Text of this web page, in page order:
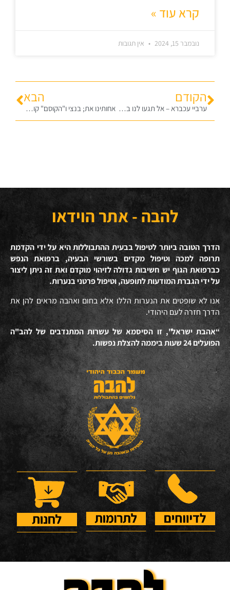
קרא עוד »
נובמבר 15, 2024 אין תגובות
הקודם
ערביי עכברא – אל תגעו לנו בבנות!
הבא
אחותינו את; בנצי ו"הקוסם" קורעים בנות סמינר מידי ערבים
להבה - אתר הוידאו
הדרך הטובה ביותר לטיפול בבעית ההתבוללות היא על ידי הקדמת
תרופה למכה וטיפול מקדים בשורשי הבעיה, ברפואת הנפש
כברפואת הגוף יש חשיבות גדולה לזיהוי מוקדם ואת זה ניתן ליצור
על ידי הגברת המודעות לתופעה, וטיפול פרטני בנערות.
אנו לא שופטים את הנערות הללו אלא בחום ואהבה מראים להן את
הדרך חזרה לעם היהודי.
“אהבת ישראל", זו הסיסמא של עשרות המתנדבים של להב"ה
הפועלים 24 שעות ביממה להצלת נפשות.